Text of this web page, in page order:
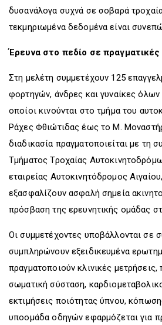
δυσανάλογα συχνά σε σοβαρά
τεκμηριωμένα δεδομένα είναι
Έρευνα στο πεδίο σε
Στη μελέτη συμμετέχουν 125
φορτηγών, άνδρες και γυναίκες όλων
οποίοι κινούνται στο τμήμα του
Ράχες Φθιώτιδας έως το Μ.
διαδικασία πραγματοποιείται με τη
Τμήματος Τροχαίας
εταιρείας Αυτοκινητόδρομος
εξασφαλίζουν ασφαλή σημεία
πρόσβαση της ερευνητικής ομάδας
Οι συμμετέχοντες υποβάλλονται σε
συμπληρώνουν εξειδικευμένα
πραγματοποιούν κλινικές
σωματική σύσταση,
εκτιμήσεις ποιότητας ύπνου,
υποομάδα οδηγών εφαρμόζεται για